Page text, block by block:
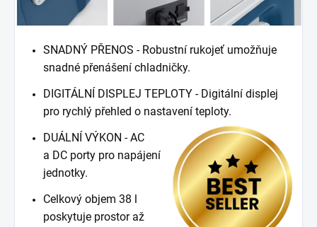
SNADNÝ PŘENOS - Robustní rukojeť umožňuje
snadné přenášení chladničky.
DIGITÁLNÍ DISPLEJ TEPLOTY - Digitální displej
pro rychlý přehled o nastavení teploty.
DUÁLNÍ VÝKON - AC
a DC porty pro napájení
jednotky.
Celkový objem 38 l
poskytuje prostor až